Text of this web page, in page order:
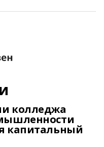
колледжа
капитальный